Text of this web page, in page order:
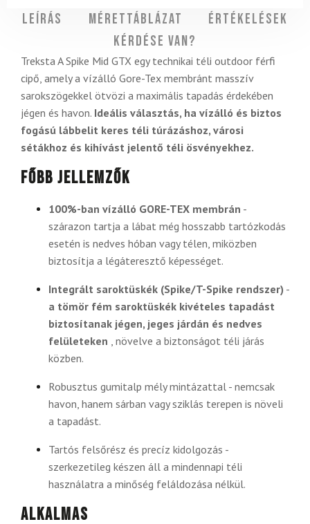
Leírás Mérettáblázat
Értékelések
Kérdése van?
Treksta A Spike Mid GTX egy technikai téli outdoor férfi
cipő, amely a vízálló Gore-Tex membránt masszív
sarokszögekkel ötvözi a maximális tapadás érdekében
jégen és havon. Ideális választás, ha vízálló és biztos
fogású lábbelit keres téli túrázáshoz, városi
sétákhoz és kihívást jelentő téli ösvényekhez.
Főbb jellemzők
100%-ban vízálló GORE-TEX membrán -
szárazon tartja a lábat még hosszabb tartózkodás
esetén is nedves hóban vagy télen, miközben
biztosítja a légáteresztő képességet.
Integrált saroktüskék (Spike/T-Spike rendszer) -
a tömör fém saroktüskék kivételes tapadást
biztosítanak jégen, jeges járdán és nedves
felületeken , növelve a biztonságot téli járás
közben.
Robusztus gumitalp mély mintázattal - nemcsak
havon, hanem sárban vagy sziklás terepen is növeli
a tapadást.
Tartós felsőrész és precíz kidolgozás -
szerkezetileg készen áll a mindennapi téli
használatra a minőség feláldozása nélkül.
Alkalmas